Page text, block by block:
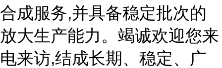
合成服务,并具备稳定批次的
放大生产能力。竭诚欢迎您来
电来访,结成长期、稳定、广